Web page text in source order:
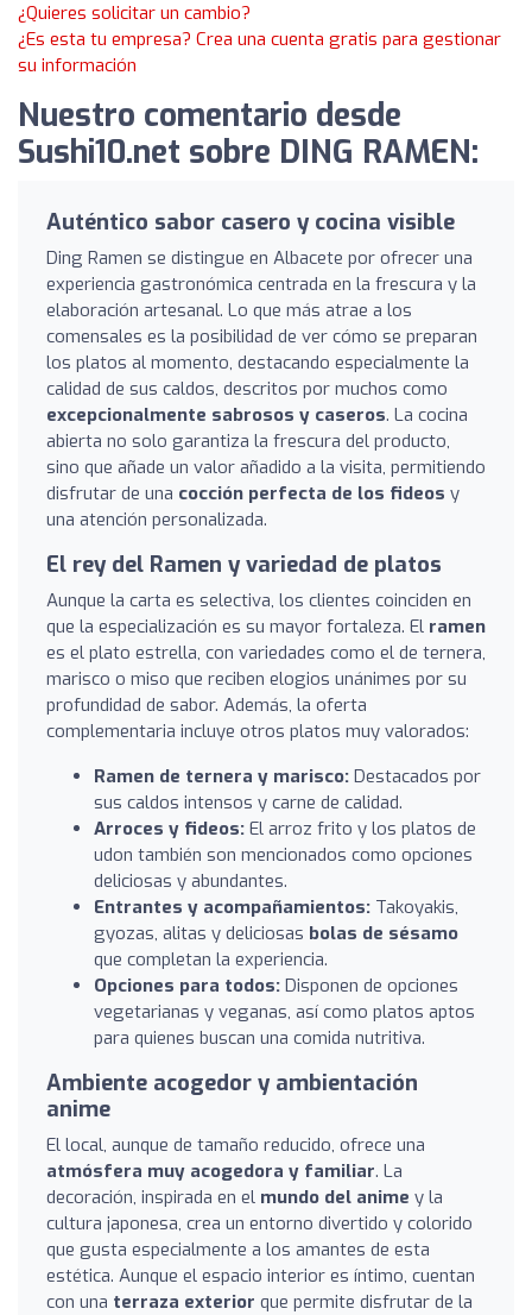
¿Quieres solicitar un cambio?
¿Es esta tu empresa? Crea una cuenta gratis para gestionar
su información
Nuestro comentario desde
Sushi10.net sobre DING RAMEN:
Auténtico sabor casero y cocina visible
Ding Ramen se distingue en Albacete por ofrecer una
experiencia gastronómica centrada en la frescura y la
elaboración artesanal. Lo que más atrae a los
comensales es la posibilidad de ver cómo se preparan
los platos al momento, destacando especialmente la
calidad de sus caldos, descritos por muchos como
excepcionalmente sabrosos y caseros. La cocina
abierta no solo garantiza la frescura del producto,
sino que añade un valor añadido a la visita, permitiendo
disfrutar de una cocción perfecta de los fideos y
una atención personalizada.
El rey del Ramen y variedad de platos
Aunque la carta es selectiva, los clientes coinciden en
que la especialización es su mayor fortaleza. El ramen
es el plato estrella, con variedades como el de ternera,
marisco o miso que reciben elogios unánimes por su
profundidad de sabor. Además, la oferta
complementaria incluye otros platos muy valorados:
Ramen de ternera y marisco: Destacados por
sus caldos intensos y carne de calidad.
Arroces y fideos: El arroz frito y los platos de
udon también son mencionados como opciones
deliciosas y abundantes.
Entrantes y acompañamientos: Takoyakis,
gyozas, alitas y deliciosas bolas de sésamo
que completan la experiencia.
Opciones para todos: Disponen de opciones
vegetarianas y veganas, así como platos aptos
para quienes buscan una comida nutritiva.
Ambiente acogedor y ambientación
anime
El local, aunque de tamaño reducido, ofrece una
atmósfera muy acogedora y familiar. La
decoración, inspirada en el mundo del anime y la
cultura japonesa, crea un entorno divertido y colorido
que gusta especialmente a los amantes de esta
estética. Aunque el espacio interior es íntimo, cuentan
con una terraza exterior que permite disfrutar de la